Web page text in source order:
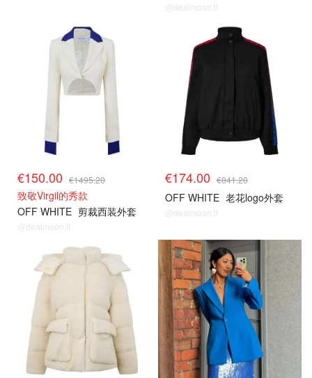
@dealmoon.it
€150.00 €1495.20
致敬Virgil的秀款
OFF WHITE 剪裁西装外套
@dealmoon.it
€174.00 €841.20
OFF WHITE 老花logo外套
@dealmoon.it